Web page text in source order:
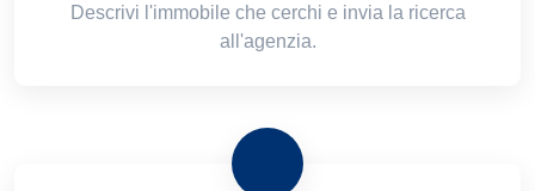
Descrivi l'immobile che cerchi e invia la ricerca
all'agenzia.